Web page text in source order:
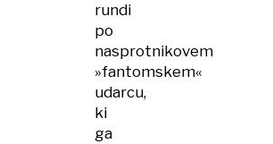
rundi
po
nasprotnikovem
»fantomskem«
udarcu,
ki
ga